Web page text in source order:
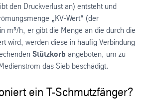
den Druckverlust an) entsteht und
„KV-Wert“ (der
m³/h, er gibt die Menge an die durch die
wird, werden diese in häufig Verbindung
Stützkorb angeboten, um zu
das Sieb beschädigt.
ein T-Schmutzfänger?